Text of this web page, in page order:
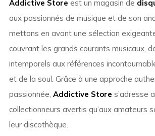
Addictive Store est un magasin de
aux passionnés de musique et de son
mettons en avant une sélection
couvrant les grands courants musicaux,
intemporels aux références
et de la soul. Grâce à une approche
passionnée, Addictive Store s’adresse
collectionneurs avertis qu’aux amateurs
leur discothèque.